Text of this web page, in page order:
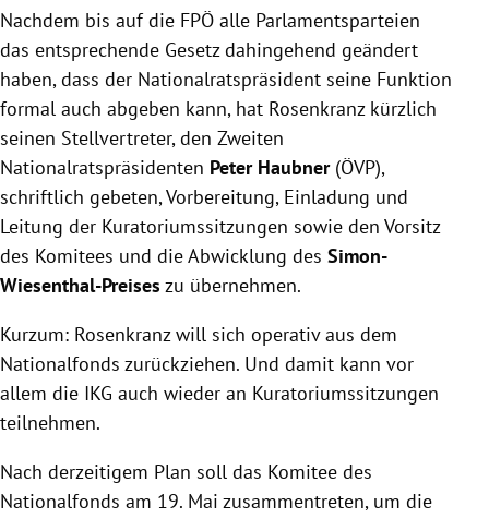
Nachdem bis auf die FPÖ alle Parlamentsparteien
das entsprechende Gesetz dahingehend geändert
haben, dass der Nationalratspräsident seine Funktion
formal auch abgeben kann, hat Rosenkranz kürzlich
seinen Stellvertreter, den Zweiten
Nationalratspräsidenten Peter Haubner (ÖVP),
schriftlich gebeten,Vorbereitung, Einladung und
Leitung der Kuratoriumssitzungen sowie den Vorsitz
des Komitees und die Abwicklung des Simon-
Wiesenthal-Preises zu übernehmen.
Kurzum: Rosenkranz will sich operativ aus dem
Nationalfonds zurückziehen. Und damit kann vor
allem die IKG auch wieder an Kuratoriumssitzungen
teilnehmen.
Nach derzeitigem Plan soll das Komitee des
Nationalfonds am 19. Mai zusammentreten, um die